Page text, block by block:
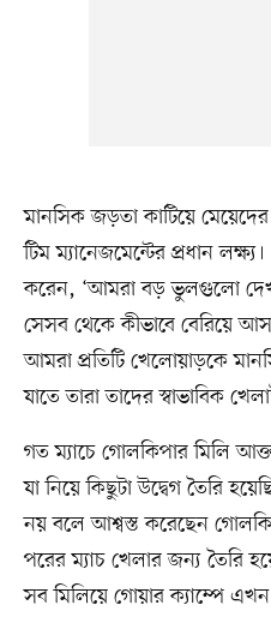
মানসিক জড়তা কাটিয়ে
টিম ম্যানেজমেন্টের প্রধান
করেন, ‘আমরা বড় ভুলগুলো
সেসব থেকে কীভাবে বেরিয়ে
আমরা প্রতিটি খেলোয়াড়কে
যাতে তারা তাদের স্বাভাবিক
গত ম্যাচে গোলকিপার মিলি
যা নিয়ে কিছুটা উদ্বেগ তৈরি
নয় বলে আশ্বস্ত করেছেন
পরের ম্যাচ খেলার জন্য তৈরি
সব মিলিয়ে গোয়ার ক্যাম্পে